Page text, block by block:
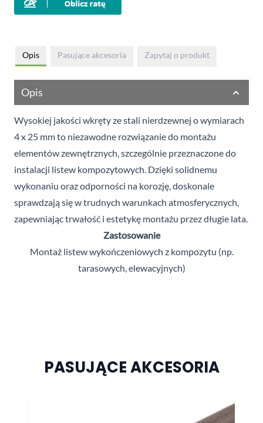
Opis Pasujące akcesoria Zapytaj o produkt
Opis
Wysokiej jakości wkręty ze stali nierdzewnej o wymiarach
4 x 25 mm to niezawodne rozwiązanie do montażu
elementów zewnętrznych, szczególnie przeznaczone do
instalacji listew kompozytowych. Dzięki solidnemu
wykonaniu oraz odporności na korozję, doskonale
sprawdzają się w trudnych warunkach atmosferycznych,
zapewniając trwałość i estetykę montażu przez długie lata.
Zastosowanie
Montaż listew wykończeniowych z kompozytu (np.
tarasowych, elewacyjnych)
PASUJĄCE AKCESORIA